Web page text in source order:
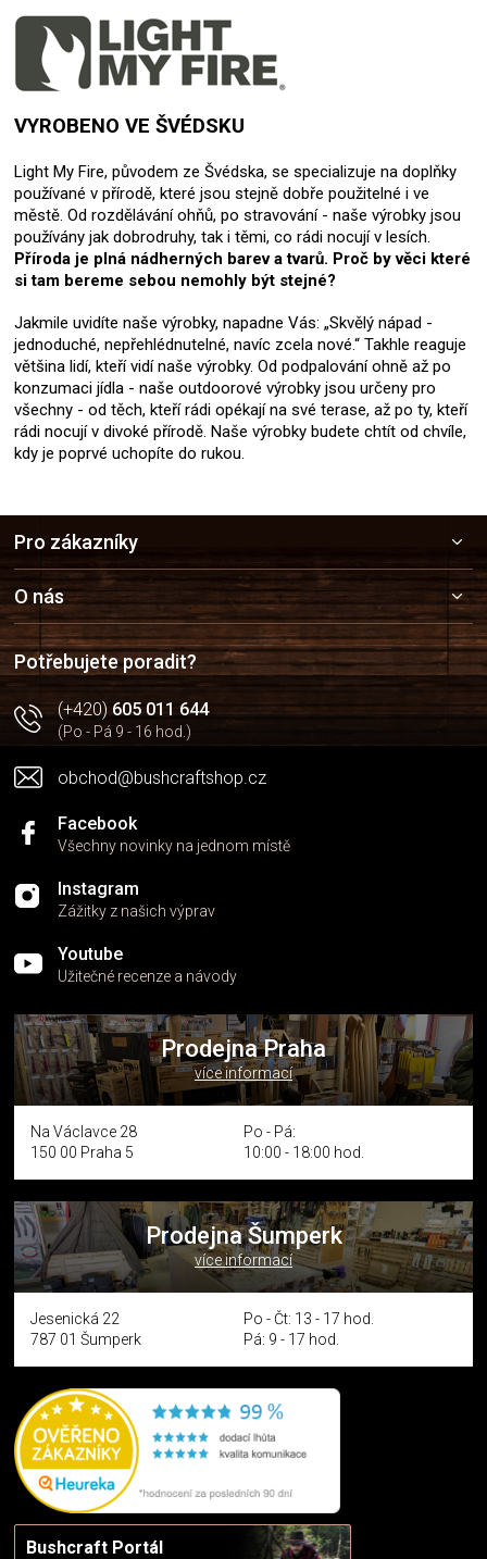
VYROBENO VE ŠVÉDSKU
Light My Fire, původem ze Švédska, se specializuje na doplňky
používané v přírodě, které jsou stejně dobře použitelné i ve
městě. Od rozdělávání ohňů, po stravování - naše výrobky jsou
používány jak dobrodruhy, tak i těmi, co rádi nocují v lesích.
Příroda je plná nádherných barev a tvarů. Proč by věci které
si tam bereme sebou nemohly být stejné?
Jakmile uvidíte naše výrobky, napadne Vás: „Skvělý nápad -
jednoduché, nepřehlédnutelné, navíc zcela nové.“ Takhle reaguje
většina lidí, kteří vidí naše výrobky. Od podpalování ohně až po
konzumaci jídla - naše outdoorové výrobky jsou určeny pro
všechny - od těch, kteří rádi opékají na své terase, až po ty, kteří
rádi nocují v divoké přírodě. Naše výrobky budete chtít od chvíle,
kdy je poprvé uchopíte do rukou.
a
t
í
Pro zákazníky
O nás
Potřebujete poradit?
(+420)605 011 644
(Po - Pá 9 - 16 hod.)
obchod@bushcraftshop.cz
Facebook
Všechny novinky na jednom místě
Instagram
Zážitky z našich výprav
Youtube
Užitečné recenze a návody
Prodejna Praha
více informací
Na Václavce 28
150 00 Praha 5
Po - Pá:
10:00 - 18:00 hod.
Prodejna Šumperk
více informací
Jesenická 22
787 01 Šumperk
Po - Čt: 13 - 17 hod.
Pá: 9 - 17 hod.
Bushcraft Portál